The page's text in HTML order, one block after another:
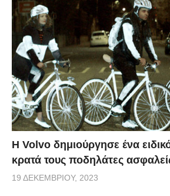
Η Volvo δημιούργησε ένα
κρατά τους ποδηλάτες
19 ΔΕΚΕΜΒΡΊΟΥ, 2023